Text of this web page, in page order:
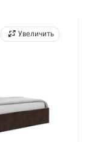
Увеличить